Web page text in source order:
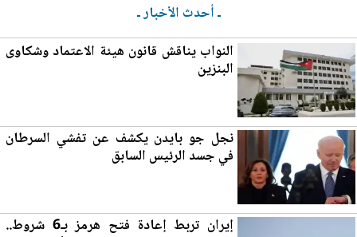
ـ أحدث الأخبار ـ
النواب يناقش قانون هيئة الاعتماد وشكاوى
البنزين
نجل جو بايدن يكشف عن تفشي السرطان
في جسد الرئيس السابق
إيران تربط إعادة فتح هرم ز بـ6 شروط..